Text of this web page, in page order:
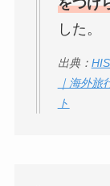
した。
出典：
｜海外
ト